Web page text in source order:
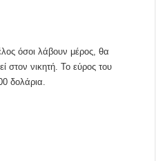
όσοι λάβουν μέρος, θα
στον νικητή. Το εύρος του
δολάρια.